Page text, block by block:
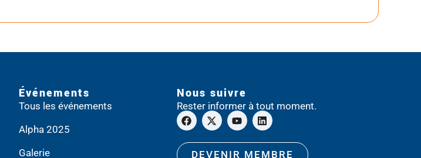
Événements
Tous les événements
Alpha 2025
Galerie
Nous suivre
Rester informer à tout moment.
DEVENIR MEMBRE